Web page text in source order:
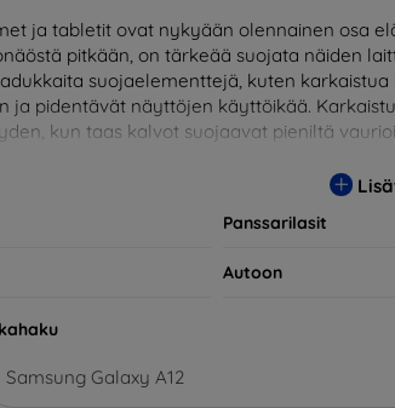
ja tabletit ovat nykyään olennainen osa
pitkään, on tärkeää suojata näiden
suojaelementtejä, kuten
ja pidentävät näyttöjen käyttöikää.
kun taas kalvot suojaavat pieniltä
useiden eri merkkien ja mallien kanssa,
Panssarilasit
Autoon
Samsung Galaxy A12